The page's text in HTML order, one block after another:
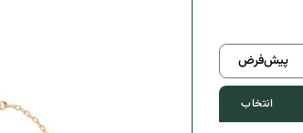
انتخاب